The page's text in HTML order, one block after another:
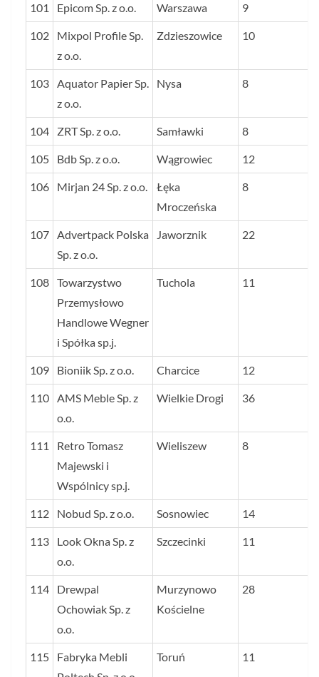
101 Epicom Sp. z o.o. Warszawa 9
102
Mixpol Profile Sp.
z o.o.
Zdzieszowice 10
103 Aquator Papier Sp.
z o.o.
Nysa 8
104 ZRT Sp. z o.o. Samławki 8
105 Bdb Sp. z o.o. Wągrowiec 12
106 Mirjan 24 Sp. z o.o.
Łęka
Mroczeńska
8
107 Advertpack Polska
Sp. z o.o.
Jaworznik 22
108 Towarzystwo
Przemysłowo
Handlowe Wegner
i Spółka sp.j.
Tuchola 11
109 Bioniik Sp. z o.o. Charcice 12
110 AMS Meble Sp. z
o.o.
Wielkie Drogi 36
111
Retro Tomasz
Majewski i
Wspólnicy sp.j.
Wieliszew 8
112 Nobud Sp. z o.o. Sosnowiec 14
113
Look Okna Sp. z
o.o.
Szczecinki 11
114
Drewpal
Ochowiak Sp. z
o.o.
Murzynowo
Kościelne
28
115
Fabryka Mebli
Toruń 11